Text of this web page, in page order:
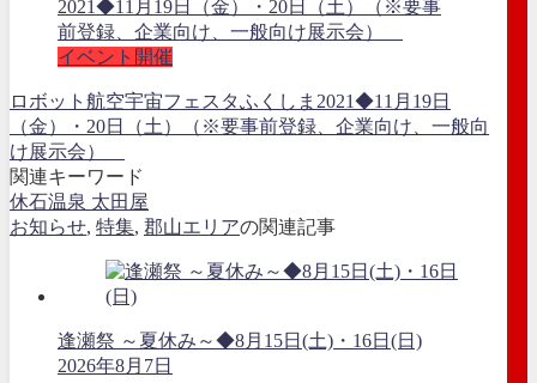
イベント開催
ロボット航空宇宙フェスタふくしま2021◆11月19日
（金）・20日（土）（※要事前登録、企業向け、一般向
け展示会）
関連キーワード
休石温泉 太田屋
お知らせ, 特集, 郡山エリアの関連記事
逢瀬祭 ～夏休み～◆8月15日(土)・16日(日)
2026年8月7日